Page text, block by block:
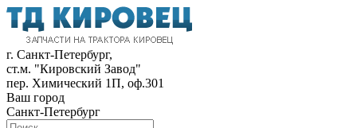
г. Санкт-Петербург,
ст.м. "Кировский Завод"
пер. Химический 1П, оф.301
Ваш город
Санкт-Петербург